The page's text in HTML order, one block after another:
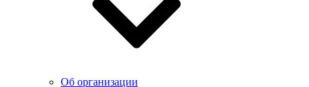
Об организации